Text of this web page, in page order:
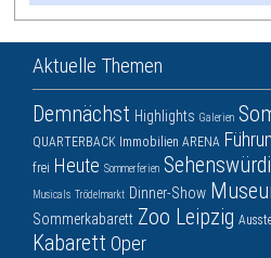
Aktuelle Themen
Demnächst Highlights Galerien
QUARTERBACK Immobilien ARENA
frei Heute Sommerferien
Musicals Trödelmarkt Dinner-Show
Sommerkabarett Zoo Leipzig
Kabarett Oper